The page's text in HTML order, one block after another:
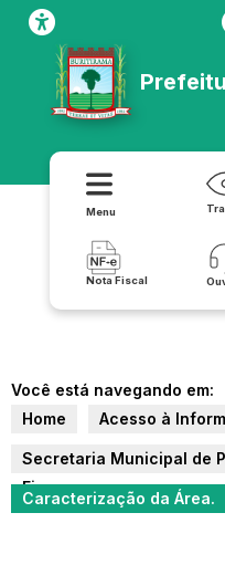
Menu
Nota Fiscal
Você está navegando em:
Home
Acesso à
Secretaria Municipal de
Finanças
Caracterização da Área.